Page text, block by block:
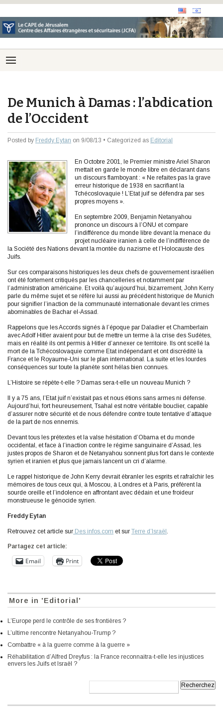
De Munich à Damas : l’abdication
de l’Occident
Posted by Freddy Eytan on 9/08/13 • Categorized as Editorial
En Octobre 2001, le Premier ministre Ariel Sharon
mettait en garde le monde libre en déclarant dans
un discours flamboyant : « Ne refaites pas la grave
erreur historique de 1938 en sacrifiant la
Tchécoslovaquie ! L’Etat juif se défendra par ses
propres moyens ».
En septembre 2009, Benjamin Netanyahou
prononce un discours à l’ONU et compare
l’indifférence du monde libre devant la menace du
projet nucléaire iranien à celle de l’indifférence de
la Société des Nations devant la montée du nazisme et l’Holocauste des
Juifs.
Sur ces comparaisons historiques les deux chefs de gouvernement israélien
ont été fortement critiqués par les chancelleries et notamment par
l’administration américaine. Et voilà qu’aujourd’hui, bizarrement, John Kerry
parle du même sujet et se réfère lui aussi au précédent historique de Munich
pour signifier l’inaction de la communauté internationale devant les crimes
abominables de Bachar el-Assad.
Rappelons que les Accords signés à l’époque par Daladier et Chamberlain
avec Adolf Hitler avaient pour but de mettre un terme à la crise des Sudètes,
mais en réalité ils ont permis à Hitler d’annexer ce territoire. Ils ont scellé la
mort de la Tchécoslovaquie comme Etat indépendant et ont discrédité la
France et le Royaume-Uni sur le plan international. La suite et les lourdes
conséquences sur toute la planète sont hélas bien connues.
L’Histoire se répète-t-elle ? Damas sera-t-elle un nouveau Munich ?
Il y a 75 ans, l’Etat juif n’existait pas et nous étions sans armes ni défense.
Aujourd’hui, fort heureusement, Tsahal est notre véritable bouclier, capable
d’assurer notre sécurité et de nous défendre contre toute tentative d’attaque
de la part de nos ennemis.
Devant tous les prétextes et la valse hésitation d’Obama et du monde
occidental, et face à l’inaction contre le régime sanguinaire d’Assad, les
justes propos de Sharon et de Netanyahou sonnent plus fort dans le contexte
syrien et iranien et plus que jamais lancent un cri d’alarme.
Le rappel historique de John Kerry devrait ébranler les esprits et rafraîchir les
mémoires de tous ceux qui, à Moscou, à Londres et à Paris, préfèrent la
sourde oreille et l’indolence en affrontant avec dédain et une froideur
monstrueuse le génocide syrien.
Freddy Eytan
Retrouvez cet article sur Des infos.com et sur Terre d’Israël .
Partagez cet article:
Email Print
More in 'Editorial'
L’Europe perd le contrôle de ses frontières ?
L’ultime rencontre Netanyahou-Trump ?
Combattre « à la guerre comme à la guerre »
Réhabilitation d’Alfred Dreyfus : la France reconnaitra-t-elle les injustices
envers les Juifs et Israël ?